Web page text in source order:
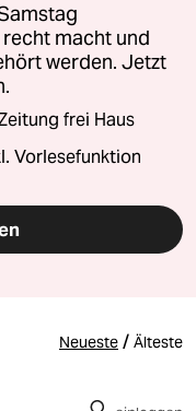
macht und
werden. Jetzt
frei Haus
Vorlesefunktion
Neueste / Älteste